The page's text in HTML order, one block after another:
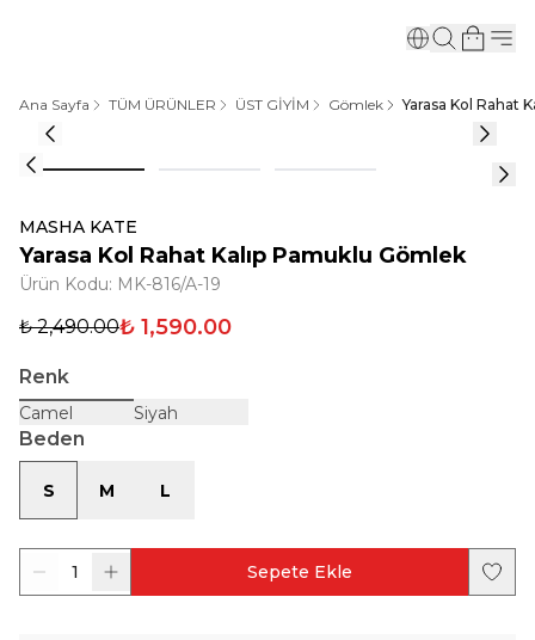
Ana Sayfa TÜM ÜRÜNLER ÜST GİYİM Gömlek Yarasa Kol Rahat
MASHA KATE
Yarasa Kol Rahat Kalıp Pamuklu Gömlek
Ürün Kodu: MK-816/A-19
₺ 2,490.00₺ 1,590.00
Renk
Camel Siyah
Beden
S M L
1 Sepete Ekle